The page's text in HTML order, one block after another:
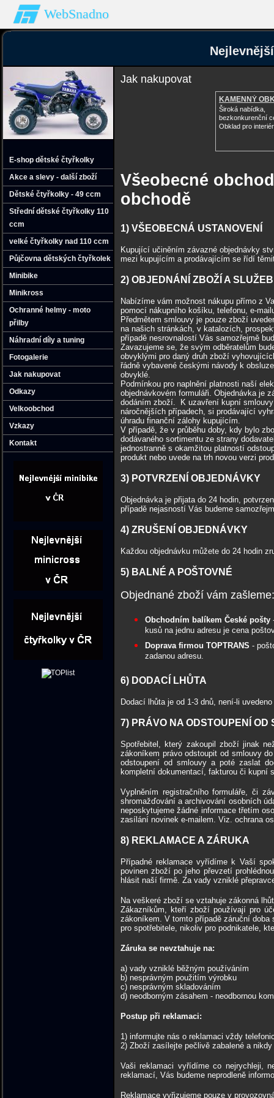
WebSnadno
E-shop dětské čtyřkolky
Akce a slevy - další zboží
Dětské čtyřkolky - 49 ccm
Střední dětské čtyřkolky 110
ccm
velké čtyřkolky nad 110 ccm
Půjčovna dětských čtyřkolek
Minibike
Minikross
Ochranné helmy - moto
přilby
Náhradní díly a tuning
Fotogalerie
Jak nakupovat
Odkazy
Velkoobchod
Vzkazy
Kontakt
Jak nakupovat
KAMENNÝ
Široká nabídka,
bezkonkurenční
Obklad pro
Všeobecné
obchodě
1) VŠEOBECNÁ USTANOVENÍ
Kupující učiněním závazné objednávky
mezi kupujícím a prodávajícím se řídí
2) OBJEDNÁNÍ ZBOŽÍ A SLUŽEB
Nabízíme vám možnost nákupu přímo z
pomocí nákupního košíku, telefonu, e-
Předmětem smlouvy je pouze zboží
na našich stránkách, v katalozích,
případě nesrovnalostí Vás samozřejmě
Zavazujeme se, že svým odběratelům
obvyklými pro daný druh zboží
řádně vybavené českými návody k
obvyklé.
Podmínkou pro naplnění platnosti naší
objednávkovém formuláři. Objednávka je
dodáním zboží. K uzavření kupní
náročnějších případech, si prodávající
úhradu finanční zálohy kupujícím.
V případě, že v průběhu doby, kdy bylo
dodávaného sortimentu ze strany
jednostranně s okamžitou platností
produkt nebo uvede na trh novou verzi
3) POTVRZENÍ OBJEDNÁVKY
Objednávka je přijata do 24 hodin,
případě nejasností Vás budeme
4) ZRUŠENÍ OBJEDNÁVKY
Každou objednávku můžete do 24 hodin
5) BALNÉ A POŠTOVNÉ
Objednané zboží vám zašleme:
Obchodním balíkem České pošty
kusů na jednu adresu je cena
Doprava firmou TOPTRANS -
zadanou adresu.
6) DODACÍ LHŮTA
Dodací lhůta je od 1-3 dnů, není-li
7) PRÁVO NA ODSTOUPENÍ OD
Spotřebitel, který zakoupil zboží jinak
zákoníkem právo odstoupit od smlouvy
odstoupení od smlouvy a poté zaslat
kompletní dokumentací, fakturou či kupní
Vyplněním registračního formuláře, či
shromažďování a archivování osobních
neposkytujeme žádné informace třetím
zasílání novinek e-mailem. Viz. ochrana
8) REKLAMACE A ZÁRUKA
Případné reklamace vyřídíme k Vaší
povinen zboží po jeho převzetí
hlásit naší firmě. Za vady vzniklé
Na veškeré zboží se vztahuje zákonná
Zákazníkům, kteří zboží používají pro
zákoníkem. V tomto případě záruční
pro spotřebitele, nikoliv pro podnikatele,
Záruka se nevztahuje na:
a) vady vzniklé běžným používáním
b) nesprávným použitím výrobku
c)
d) neodborným zásahem - neodbornou
Postup při reklamaci:
1) informujte nás o reklamaci vždy
2) Zboží zasílejte pečlivě zabalené a
Vaši reklamaci vyřídíme co nejrychleji,
reklamací, Vás budeme neprodleně
Reklamace vyřizujeme pouze v